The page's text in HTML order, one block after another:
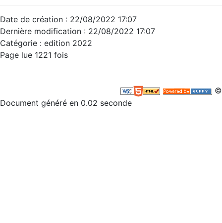
Date de création : 22/08/2022 17:07
Dernière modification : 22/08/2022 17:07
Catégorie : edition 2022
Page lue 1221 fois
©
Document généré en 0.02 seconde